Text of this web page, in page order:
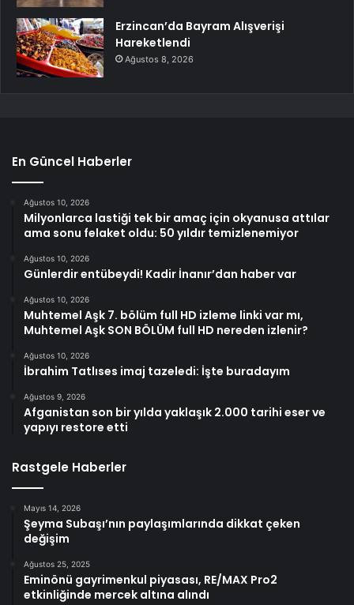
Erzincan’da Bayram Alışverişi
Hareketlendi
Ağustos 8, 2026
En Güncel Haberler
Ağustos 10, 2026
Milyonlarca lastiği tek bir amaç için okyanusa attılar
ama sonu felaket oldu: 50 yıldır temizlenemiyor
Ağustos 10, 2026
Günlerdir entübeydi! Kadir İnanır’dan haber var
Ağustos 10, 2026
Muhtemel Aşk 7. bölüm full HD izleme linki var mı,
Muhtemel Aşk SON BÖLÜM full HD nereden izlenir?
Ağustos 10, 2026
İbrahim Tatlıses imaj tazeledi: İşte buradayım
Ağustos 9, 2026
Afganistan son bir yılda yaklaşık 2.000 tarihi eser ve
yapıyı restore etti
Rastgele Haberler
Mayıs 14, 2026
Şeyma Subaşı’nın paylaşımlarında dikkat çeken
değişim
Ağustos 25, 2025
Eminönü gayrimenkul piyasası, RE/MAX Pro2
etkinliğinde mercek altına alındı